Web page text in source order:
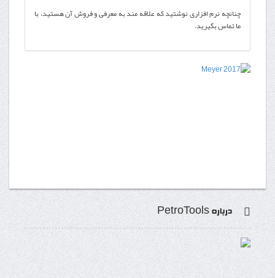
چنانچه نرم افزاری نوشتید که علاقه مند به معرفی و فروش آن هستید، با
ما تماس بگیرید.
درباره PetroTools